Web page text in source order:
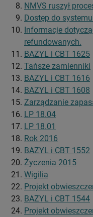
NMVS ruszył
Dostęp do
Informacje
refundowanych.
BAZYL i CBT 1625
Tańsze zamienniki
BAZYL i CBT 1616
BAZYL i CBT 1608
Zarządzanie
LP 18.04
LP 18.01
Rok 2016
BAZYL i CBT 1552
Życzenia 2015
Wigilia
Projekt
BAZYL i CBT 1544
Projekt